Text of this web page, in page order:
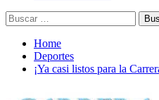
Buscar:
Home
Deportes
¡Ya casi listos para la